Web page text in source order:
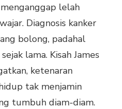
lelah
Diagnosis kanker
bolong, padahal
lama. Kisah James
ketenaran
tak menjamin
tumbuh diam-diam.